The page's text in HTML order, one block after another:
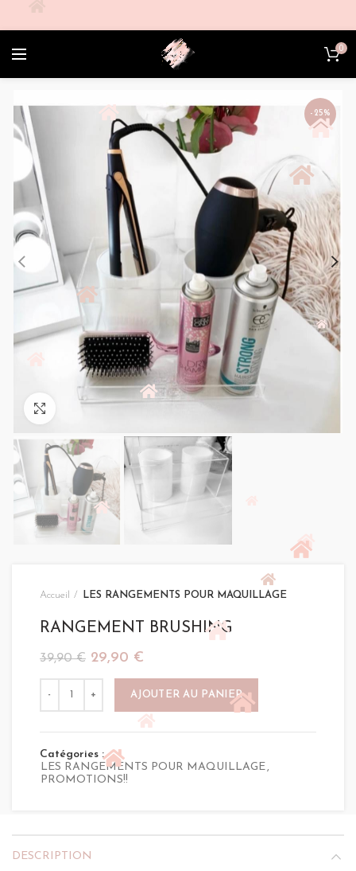
0
-25%
Accueil LES RANGEMENTS POUR MAQUILLAGE
RANGEMENT BRUSHING
39,90€ Le
initial
était :
39,90 €.
29,90 €
actuel
29,90 €.
AJOUTER AU PANIER
Catégories :
LES RANGEMENTS POUR MAQUILLAGE ,
PROMOTIONS!!
DESCRIPTION